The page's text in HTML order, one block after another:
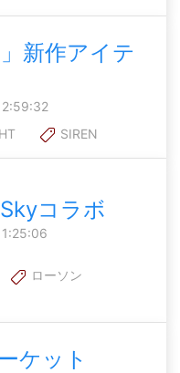
」新作アイテ
SIREN
コラボ
ローソン
ケット